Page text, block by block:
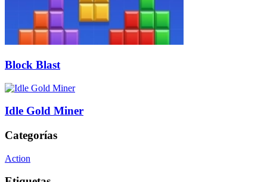
Block Blast
Idle Gold Miner
Categorías
Action